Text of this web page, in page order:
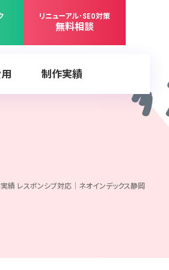
リニューアル･SEO対策
無料相談
制作実績
績 レスポンシブ対応｜ネオインデックス静岡